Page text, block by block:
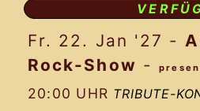
Fr. 22. Jan '27 -
Rock-Show -
20:00 UHR TRIBUTE-